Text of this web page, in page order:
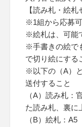
【読み札・絵札
※1組から応募可
※絵札は、可能
※手書きの絵で
で切り絵にする
※以下の（A）
送付すること
（A）読み札：
た読み札、裏に
（B）絵札：